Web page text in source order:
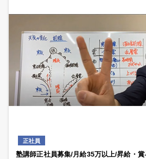
正社員
塾講師正社員募集/月給35万以上/昇給・